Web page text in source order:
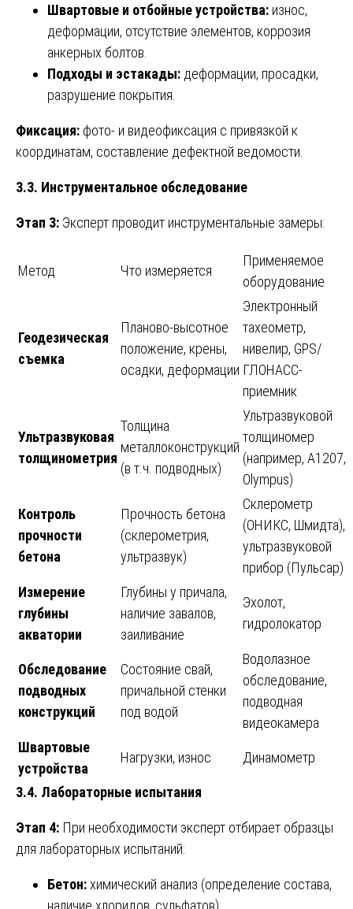
Швартовые и отбойные устройства: износ,
деформации, отсутствие элементов, коррозия
анкерных болтов.
Подходы и эстакады: деформации, просадки,
разрушение покрытия.
Фиксация: фото- и видеофиксация с привязкой к
координатам, составление дефектной ведомости.
3.3. Инструментальное обследование
Этап 3: Эксперт проводит инструментальные замеры:
Метод Что измеряется
Применяемое
оборудование
Геодезическая
съемка
Планово-высотное
положение, крены,
осадки, деформации
Электронный
тахеометр,
нивелир, GPS/
ГЛОНАСС-
приемник
Ультразвуковая
толщинометрия
Толщина
металлоконструкций
(в т.ч. подводных)
Ультразвуковой
толщиномер
(например, А1207,
Olympus)
Контроль
прочности
бетона
Прочность бетона
(склерометрия,
ультразвук)
Склерометр
(ОНИКС, Шмидта),
ультразвуковой
прибор (Пульсар)
Измерение
глубины
акватории
Глубины у причала,
наличие завалов,
заиливание
Эхолот,
гидролокатор
Обследование
подводных
конструкций
Состояние свай,
причальной стенки
под водой
Водолазное
обследование,
подводная
видеокамера
Швартовые
устройства
Нагрузки, износ Динамометр
3.4. Лабораторные испытания
Этап 4: При необходимости эксперт отбирает образцы
для лабораторных испытаний:
Бетон:химический анализ (определение состава,
наличие хлоридов, сульфатов).